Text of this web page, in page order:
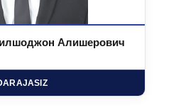
Алишерович